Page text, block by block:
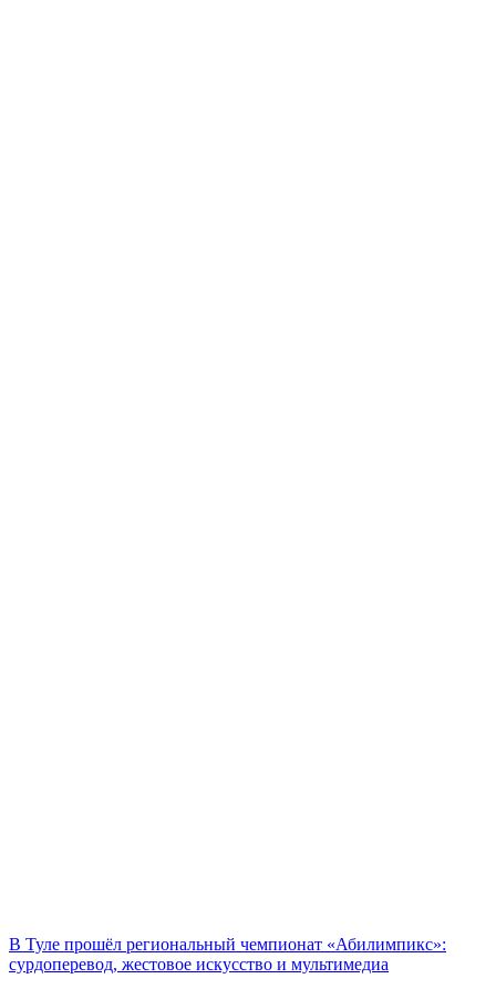
В Туле прошёл региональный чемпионат «Абилимпикс»:
сурдоперевод, жестовое искусство и мультимедиа